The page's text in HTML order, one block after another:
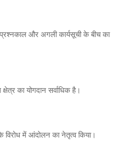
और अगली कार्यसूची के बीच का
का योगदान सर्वाधिक है।
में आंदोलन का नेतृत्व किया।